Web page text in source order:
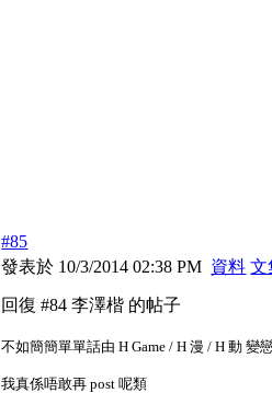
#85
發表於 10/3/2014 02:38 PM 資料 文
回復 #84 李澤楷 的帖子
不如簡簡單單話由 H Game / H 漫 / H 動 變
我真係唔敢再 post 呢類